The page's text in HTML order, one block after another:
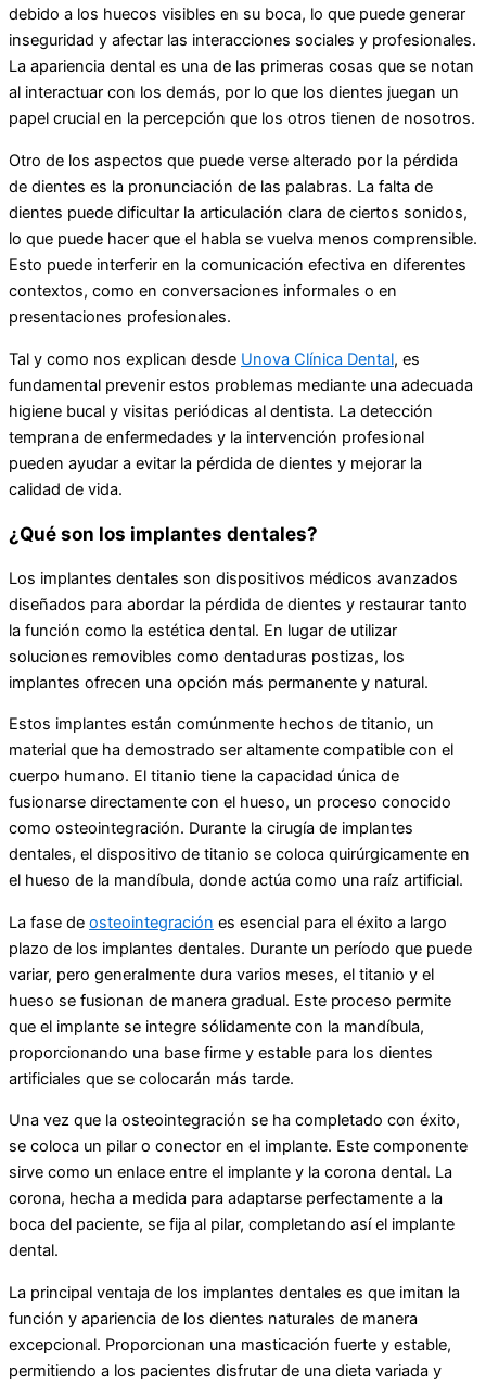
debido a los huecos visibles en su boca, lo que puede generar
inseguridad y afectar las interacciones sociales y profesionales.
La apariencia dental es una de las primeras cosas que se notan
al interactuar con los demás, por lo que los dientes juegan un
papel crucial en la percepción que los otros tienen de nosotros.
Otro de los aspectos que puede verse alterado por la pérdida
de dientes es la pronunciación de las palabras. La falta de
dientes puede dificultar la articulación clara de ciertos sonidos,
lo que puede hacer que el habla se vuelva menos comprensible.
Esto puede interferir en la comunicación efectiva en diferentes
contextos, como en conversaciones informales o en
presentaciones profesionales.
Tal y como nos explican desde Unova Clínica Dental, es
fundamental prevenir estos problemas mediante una adecuada
higiene bucal y visitas periódicas al dentista. La detección
temprana de enfermedades y la intervención profesional
pueden ayudar a evitar la pérdida de dientes y mejorar la
calidad de vida.
¿Qué son los implantes dentales?
Los implantes dentales son dispositivos médicos avanzados
diseñados para abordar la pérdida de dientes y restaurar tanto
la función como la estética dental. En lugar de utilizar
soluciones removibles como dentaduras postizas, los
implantes ofrecen una opción más permanente y natural.
Estos implantes están comúnmente hechos de titanio, un
material que ha demostrado ser altamente compatible con el
cuerpo humano. El titanio tiene la capacidad única de
fusionarse directamente con el hueso, un proceso conocido
como osteointegración. Durante la cirugía de implantes
dentales, el dispositivo de titanio se coloca quirúrgicamente en
el hueso de la mandíbula, donde actúa como una raíz artificial.
La fase de osteointegración es esencial para el éxito a largo
plazo de los implantes dentales. Durante un período que puede
variar, pero generalmente dura varios meses, el titanio y el
hueso se fusionan de manera gradual. Este proceso permite
que el implante se integre sólidamente con la mandíbula,
proporcionando una base firme y estable para los dientes
artificiales que se colocarán más tarde.
Una vez que la osteointegración se ha completado con éxito,
se coloca un pilar o conector en el implante. Este componente
sirve como un enlace entre el implante y la corona dental. La
corona, hecha a medida para adaptarse perfectamente a la
boca del paciente, se fija al pilar, completando así el implante
dental.
La principal ventaja de los implantes dentales es que imitan la
función y apariencia de los dientes naturales de manera
excepcional. Proporcionan una masticación fuerte y estable,
permitiendo a los pacientes disfrutar de una dieta variada y